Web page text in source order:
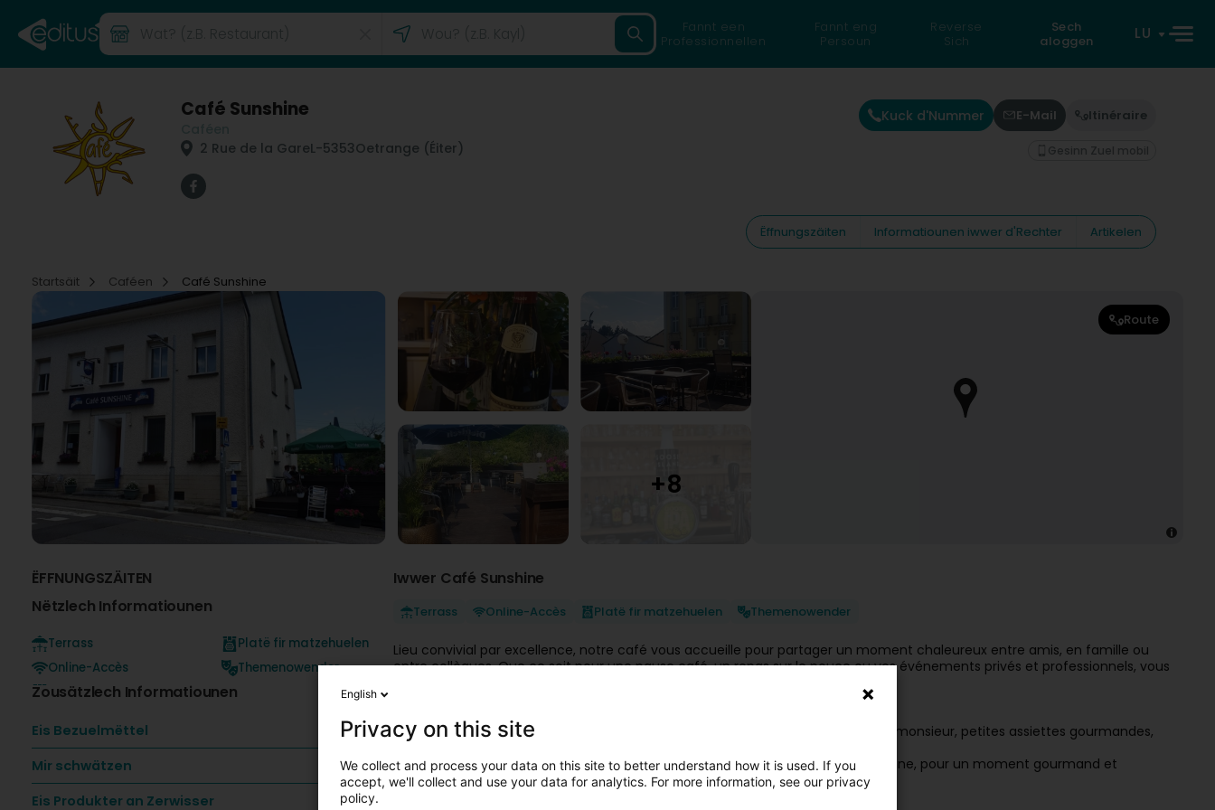
Fannt een
Professionnellen
Fannt eng
Persoun
Reverse
Sich
Sech
aloggen
LU
Café Sunshine
2 Rue de la GareL-5353Oetrange (Éiter)
Kuck d'Nummer E-Mail Itinéraire
Gesinn Zuel mobil
Ëffnungszäiten Informatiounen iwwer d'Rechter Artikelen
Startsäit Caféen Café Sunshine
Route
ËFFNUNGSZÄITEN
Nëtzlech Informatiounen
Terrass
Online-Accès
Platë fir matzehuelen
Themenowender
Zousätzlech Informatiounen
Eis Bezuelmëttel
Mir schwätzen
Eis Produkter an Zerwisser
Iwwer Café Sunshine
Terrass Online-Accès Platë fir matzehuelen Themenowender
Lieu convivial par excellence, notre café vous accueille pour partager un moment chaleureux entre amis, en famille ou
entre collègues. Que ce soit pour une pause café, un repas sur le pouce ou vos événements privés et professionnels, vous
En semaine, nous vous proposons de délicieux snacks faits maison (croque-monsieur, petites assiettes gourmandes,
Chaque vendredi, profitez d’un menu du jour préparé avec soin par la patronne, pour un moment gourmand et
authentique.
English
Privacy on this site
We collect and process your data on this site to better understand how it is used. If you
accept, we'll collect and use your data for analytics. For more information, see our privacy
policy.